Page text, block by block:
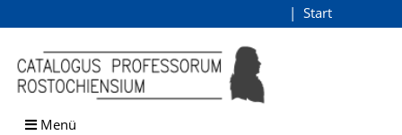
Browsen
direkt zum Inhalt
Start
Menü